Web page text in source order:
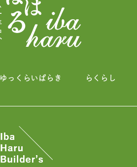
ゆっくらいばらき らくらし